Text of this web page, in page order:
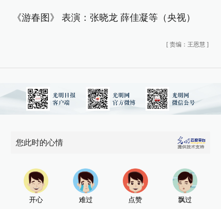
《游春图》 表演：张晓龙 薛佳凝等（央视）
[ 责编：王恩慧 ]
您此时的心情
开心 难过 点赞 飘过